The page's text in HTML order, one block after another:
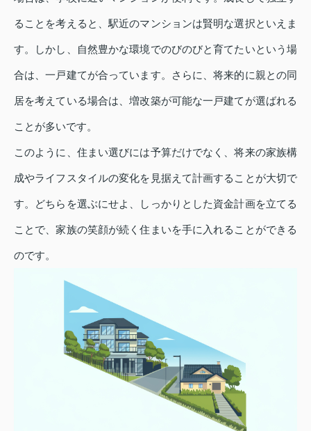
ることを考えると、駅近のマンションは賢明な選択といえま
す。しかし、自然豊かな環境でのびのびと育てたいという場
合は、一戸建てが合っています。さらに、将来的に親との同
居を考えている場合は、増改築が可能な一戸建てが選ばれる
ことが多いです。
このように、住まい選びには予算だけでなく、将来の家族構
成やライフスタイルの変化を見据えて計画することが大切で
す。どちらを選ぶにせよ、しっかりとした資金計画を立てる
ことで、家族の笑顔が続く住まいを手に入れることができる
のです。